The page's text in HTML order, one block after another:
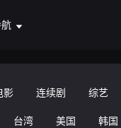
影 连续剧 综艺
台湾 美国 韩国